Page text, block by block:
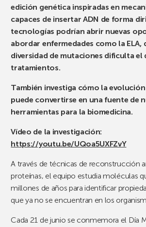
edición genética inspiradas en
capaces de insertar ADN de forma
tecnologías podrían abrir nuevas
abordar enfermedades como la ELA,
diversidad de mutaciones dificulta el
tratamientos.
También investiga cómo la
puede convertirse en una fuente de
herramientas para la biomedicina.
Vídeo de la investigación:
https://youtu.be/UQoa5UXFZvY
A través de técnicas de reconstrucción
proteínas, el equipo estudia moléculas
millones de años para identificar
que ya no se encuentran en los
Cada 21 de junio se conmemora el Día